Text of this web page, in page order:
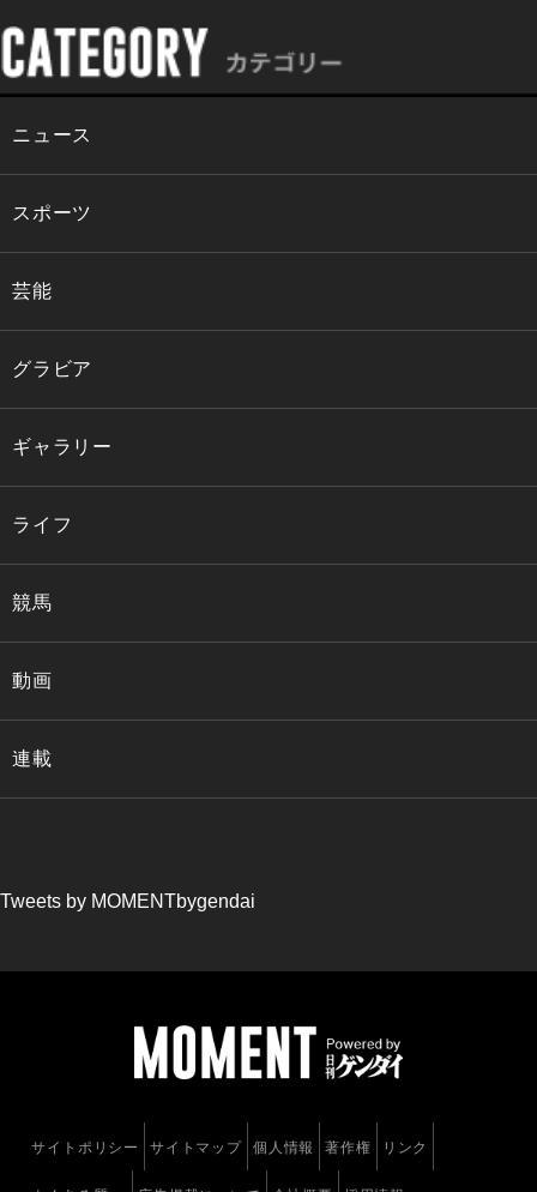
ニュース
スポーツ
芸能
グラビア
ギャラリー
ライフ
競馬
動画
連載
Tweets by MOMENTbygendai
サイトポリシー サイトマップ 個人情報 著作権 リンク